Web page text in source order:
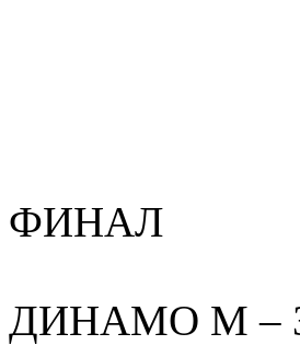
ФИНАЛ
ДИНАМО М –